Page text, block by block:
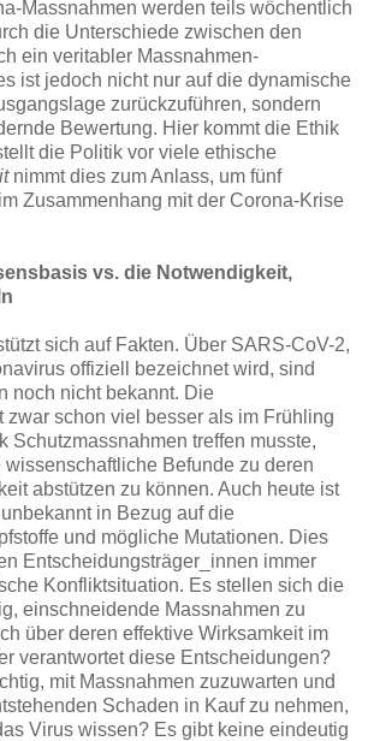
Massnahmen werden teils wöchentlich
die Unterschiede zwischen den
ein veritabler Massnahmen-
ist jedoch nicht nur auf die dynamische
zurückzuführen, sondern
Bewertung. Hier kommt die Ethik
die Politik vor viele ethische
nimmt dies zum Anlass, um fünf
Zusammenhang mit der Corona-Krise
vs. die Notwendigkeit,
sich auf Fakten. Über SARS-CoV-2,
offiziell bezeichnet wird, sind
noch nicht bekannt. Die
zwar schon viel besser als im Frühling
Schutzmassnahmen treffen musste,
Befunde zu deren
abstützen zu können. Auch heute ist
in Bezug auf die
und mögliche Mutationen. Dies
Entscheidungsträger_innen immer
Konfliktsituation. Es stellen sich die
einschneidende Massnahmen zu
über deren effektive Wirksamkeit im
verantwortet diese Entscheidungen?
mit Massnahmen zuzuwarten und
Schaden in Kauf zu nehmen,
Virus wissen? Es gibt keine eindeutig